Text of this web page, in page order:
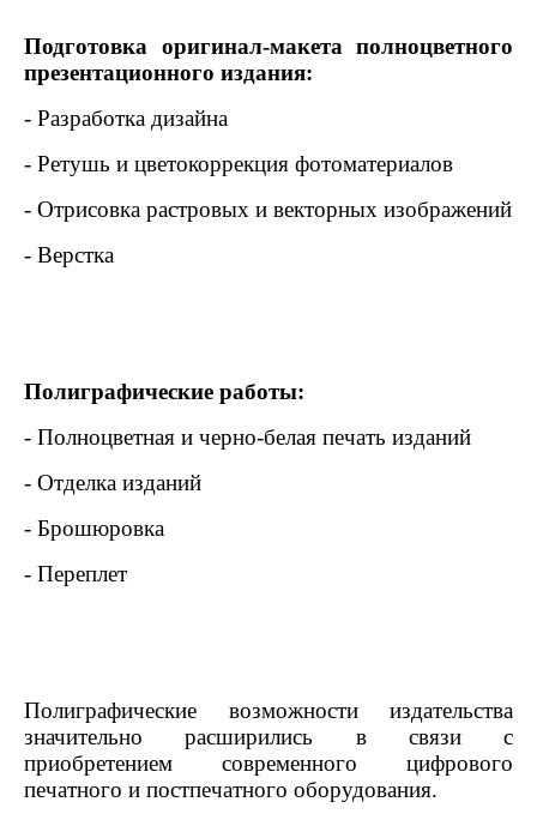
Подготовка оригинал-макета полноцветного
презентационного издания:
- Разработка дизайна
- Ретушь и цветокоррекция фотоматериалов
- Отрисовка растровых и векторных изображений
- Верстка
Полиграфические работы:
- Полноцветная и черно-белая печать изданий
- Отделка изданий
- Брошюровка
- Переплет
Полиграфические возможности издательства
значительно расширились в связи с
приобретением современного цифрового
печатного и постпечатного оборудования.